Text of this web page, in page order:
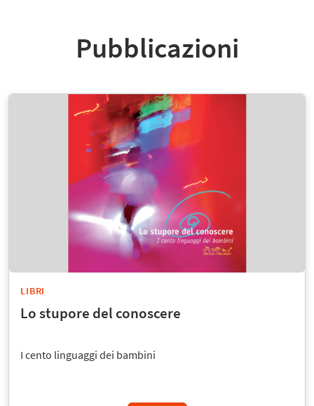
Pubblicazioni
LIBRI
Lo stupore del conoscere
I cento linguaggi dei bambini